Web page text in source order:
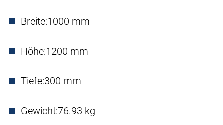
Breite:1000 mm
Höhe:1200 mm
Tiefe:300 mm
Gewicht:76.93 kg